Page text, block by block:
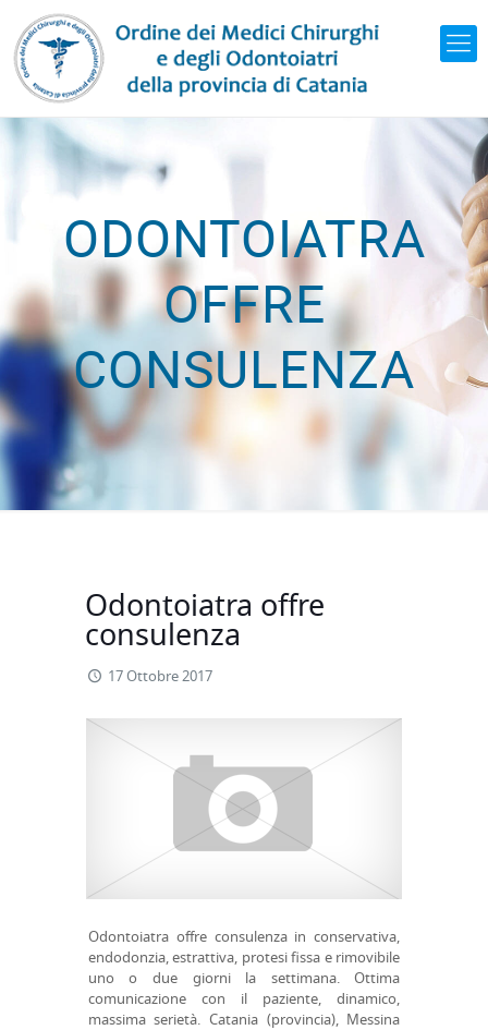
ODONTOIATRA
OFFRE
CONSULENZA
Odontoiatra offre
consulenza
17 Ottobre 2017
Odontoiatra offre consulenza in conservativa,
endodonzia, estrattiva, protesi fissa e rimovibile
uno o due giorni la settimana. Ottima
comunicazione con il paziente, dinamico,
massima serietà. Catania (provincia), Messina